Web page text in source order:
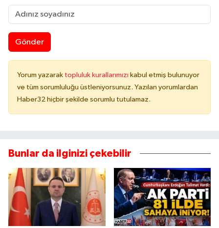
Gönder
Yorum yazarak topluluk kurallarımızı kabul etmiş bulunuyor
ve tüm sorumluluğu üstleniyorsunuz. Yazılan yorumlardan
Haber32 hiçbir şekilde sorumlu tutulamaz.
Bunlar da ilginizi çekebilir